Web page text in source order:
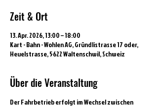
Zeit & Ort
13. Apr. 2026, 13:00 – 18:00
Kart - Bahn - Wohlen AG, Gründlistrasse 17 oder,
Heuelstrasse, 5622 Waltenschwil, Schweiz
Über die Veranstaltung
Der Fahrbetrieb erfolgt im Wechsel zwischen